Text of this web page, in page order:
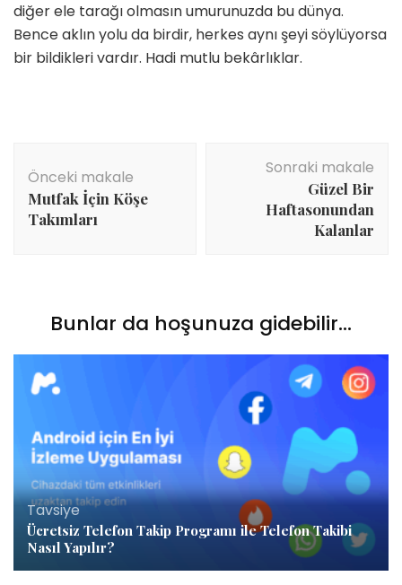
diğer ele tarağı olmasın umurunuzda bu dünya.
Bence aklın yolu da birdir, herkes aynı şeyi söylüyorsa
bir bildikleri vardır. Hadi mutlu bekârlıklar.
dolaşımı
Önceki makale
Mutfak İçin Köşe
Takımları
Sonraki makale
Güzel Bir
Haftasonundan
Kalanlar
Bunlar da hoşunuza gidebilir...
Tavsiye
Ücretsiz Telefon Takip Programı ile Telefon Takibi
Nasıl Yapılır?